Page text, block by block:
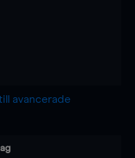
avancerade